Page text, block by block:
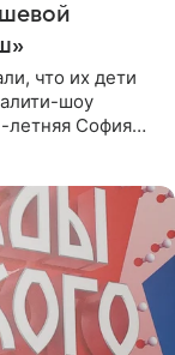
что их дети
шоу
летняя София